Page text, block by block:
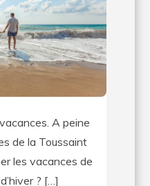
par
un
voyagiste
pour
A peine
de la Toussaint
les vacances de
? […]